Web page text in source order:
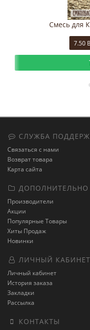
СЛУЖБА
Связаться с нами
Возврат товара
Карта сайта
ДОПОЛНИТЕЛЬНО
Производители
Акции
Популярные Товары
Хиты Продаж
Новинки
ЛИЧНЫЙ КАБИНЕТ
Личный кабинет
История заказа
Закладки
Рассылка
КОНТАКТЫ